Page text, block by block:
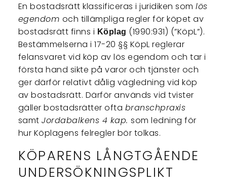
En bostadsrätt klassificeras i juridiken somlös
egendom och tillämpliga regler för köpet av
bostadsrätt finns i Köplag (1990:931) (”KöpL”).
Bestämmelserna i 17-20 §§ KöpL reglerar
felansvaret vid köp av lös egendom och tar i
första hand sikte på varor och tjänster och
ger därför relativt dålig vägledning vid köp
av bostadsrätt. Därför används vid tvister
gäller bostadsrätter ofta branschpraxis
samtJordabalkens 4 kap.som ledning för
hur Köplagens felregler bör tolkas.
KÖPARENS LÅNGTGÅENDE
UNDERSÖKNINGSPLIKT